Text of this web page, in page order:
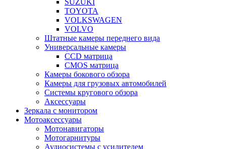
TOYOTA
VOLKSWAGEN
VOLVO
Штатные камеры переднего вида
Универсальные камеры
CCD матрица
CMOS матрица
Камеры бокового обзора
Камеры для грузовых автомобилей
Системы кругового обзора
Аксессуары
Зеркала с монитором
Мотоаксессуары
Мотонавигаторы
Мотогарнитуры
Аудиосистемы с усилителем